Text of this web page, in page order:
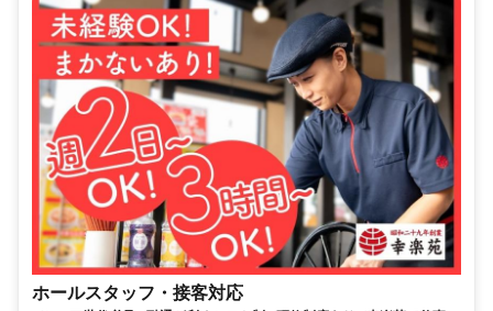
ホールスタッフ・接客対応